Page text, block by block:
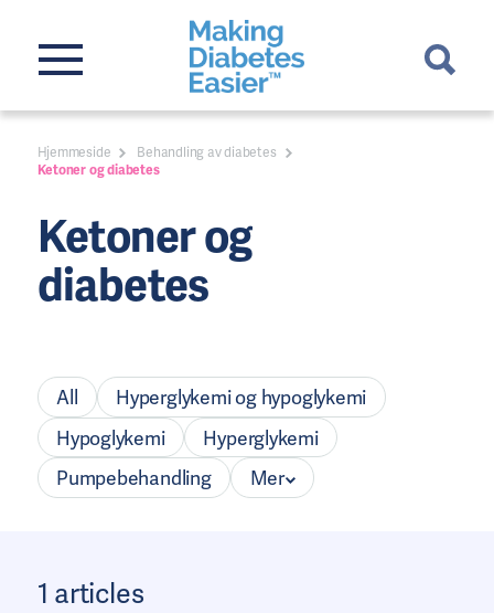
Hjemmeside
Behandling av diabetes
Ketoner og diabetes
Ketoner og
diabetes
All
Hyperglykemi og hypoglykemi
Hypoglykemi
Hyperglykemi
Pumpebehandling
Mer
1 articles